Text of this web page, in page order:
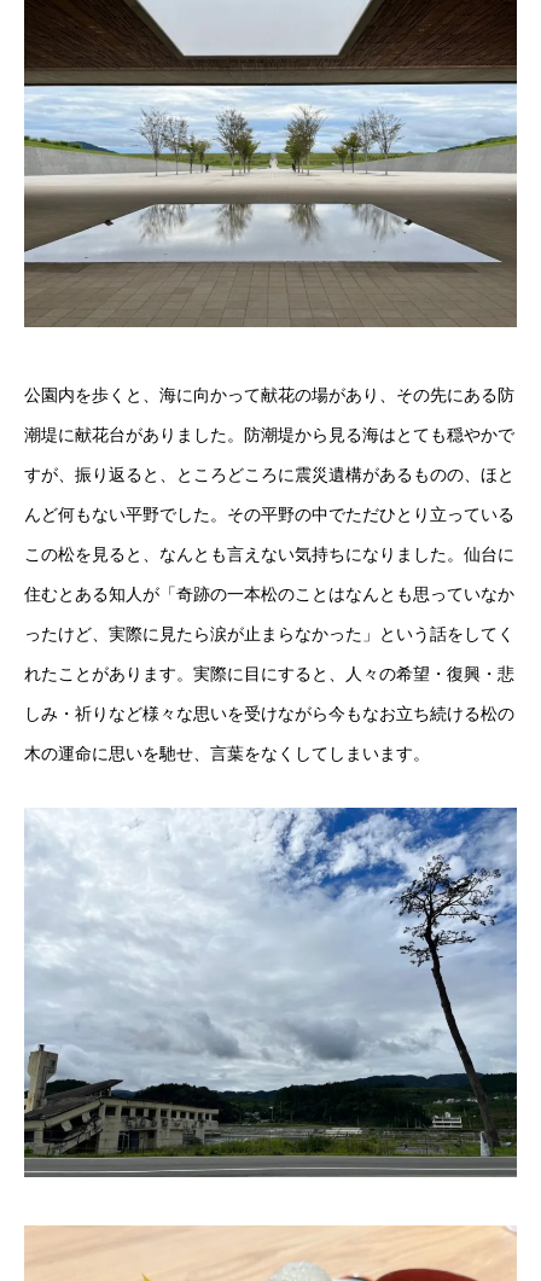
公園内を歩くと、海に向かって献花の場があり、その先にある防
潮堤に献花台がありました。防潮堤から見る海はとても穏やかで
すが、振り返ると、ところどころに震災遺構があるものの、ほと
んど何もない平野でした。その平野の中でただひとり立っている
この松を見ると、なんとも言えない気持ちになりました。仙台に
住むとある知人が「奇跡の一本松のことはなんとも思っていなか
ったけど、実際に見たら涙が止まらなかった」という話をしてく
れたことがあります。実際に目にすると、人々の希望・復興・悲
しみ・祈りなど様々な思いを受けながら今もなお立ち続ける松の
木の運命に思いを馳せ、言葉をなくしてしまいます。